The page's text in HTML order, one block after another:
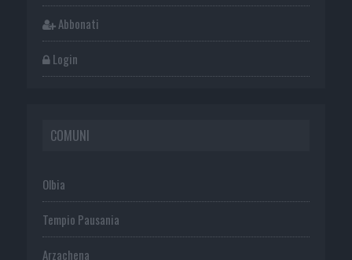
Abbonati
Login
COMUNI
Olbia
Tempio Pausania
Arzachena